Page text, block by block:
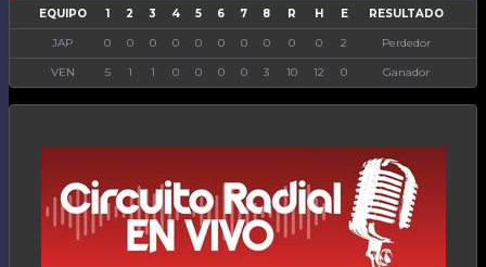
EQUIPO 1 2 3 4 5 6 7 8 R H E RESULTADO
JAP 0 0 0 0 0 0 0 0 0 0 2 Perdedor
VEN 5 1 1 0 0 0 0 3 10 12 0 Ganador